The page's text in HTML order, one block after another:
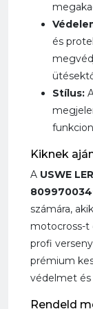
és
Stílus:
Kiknek
A USWE
számára,
motocross-t
profi
prémium
védelmet
Rendeld